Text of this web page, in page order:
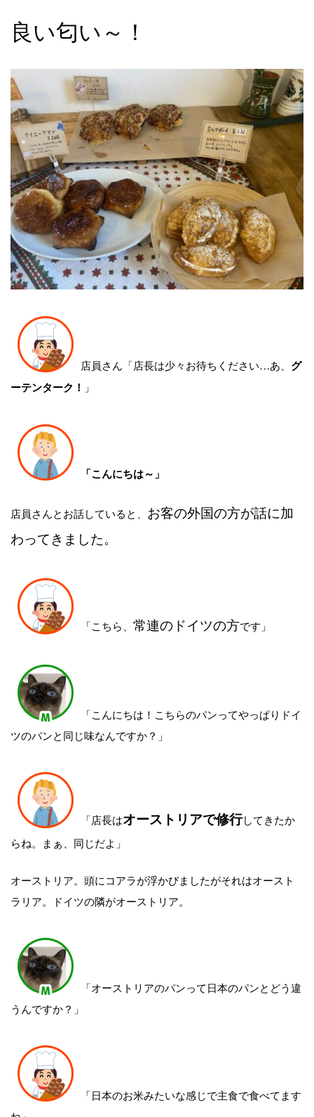
良い匂い～！
店員さん「店長は少々お待ちください…あ、 グ
ーテンターク！ 」
「こんにちは～」
店員さんとお話していると、 お客の外国の方が話に加
わってきました。
「こちら、 常連のドイツの方です」
「こんにちは！こちらのパンってやっぱりドイ
ツのパンと同じ味なんですか？」
「店長はオーストリアで修行してきたか
らね。まぁ、同じだよ」
オーストリア。頭にコアラが浮かびましたがそれはオースト
ラリア。ドイツの隣がオーストリア。
「オーストリアのパンって日本のパンとどう違
うんですか？」
「日本のお米みたいな感じで主食で食べてます